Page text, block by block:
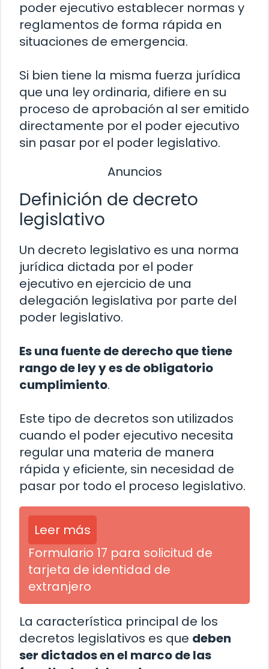
poder ejecutivo establecer normas y
reglamentos de forma rápida en
situaciones de emergencia.
Si bien tiene la misma fuerza jurídica
que una ley ordinaria, difiere en su
proceso de aprobación al ser emitido
directamente por el poder ejecutivo
sin pasar por el poder legislativo.
Anuncios
Definición de decreto
legislativo
Un decreto legislativo es una norma
jurídica dictada por el poder
ejecutivo en ejercicio de una
delegación legislativa por parte del
poder legislativo.
Es una fuente de derecho que tiene
rango de ley y es de obligatorio
cumplimiento.
Este tipo de decretos son utilizados
cuando el poder ejecutivo necesita
regular una materia de manera
rápida y eficiente, sin necesidad de
pasar por todo el proceso legislativo.
Leer más
Formulario 17 para solicitud de
tarjeta de identidad de
extranjero
La característica principal de los
decretos legislativos es que deben
ser dictados en el marco de las